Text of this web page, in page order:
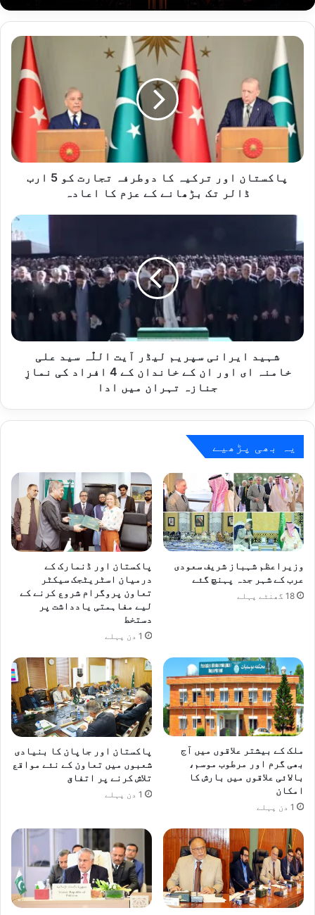
پاکستان
ترکیہ
دوطرفہ
تجارت
کو
5
ارب
کا
اعادہ
پاکستان اور ترکیہ کا دوطرفہ تجارت کو 5 ارب
ڈالر تک بڑھانے کے عزم کا اعادہ
سپریم
لیڈر
آیت
علی
خامنہ
اور
افراد
کی
نمازِ
جنازہ
تہران
میں
ادا
شہید ایرانی سپریم لیڈر آیت اللّٰہ سید علی
خامنہ ای اور ان کے خاندان کے 4 افراد کی نمازِ
جنازہ تہران میں ادا
یہ بھی پڑھیے
وزیراعظم شہباز شریف سعودی
عرب کے شہر جدہ پہنچ گئے
18 گھنٹے پہلے
پاکستان اور ڈنمارک کے
درمیان اسٹریٹجک سیکٹر
تعاون پروگرام شروع کرنے کے
لیے مفاہمتی یادداشت پر
دستخط
1 دن پہلے
ملک کے بیشتر علاقوں میں آج
بھی گرم اور مرطوب موسم،
بالائی علاقوں میں بارش کا
امکان
1 دن پہلے
پاکستان اور جاپان کا بنیادی
شعبوں میں تعاون کے نئے مواقع
تلاش کرنے پر اتفاق
1 دن پہلے